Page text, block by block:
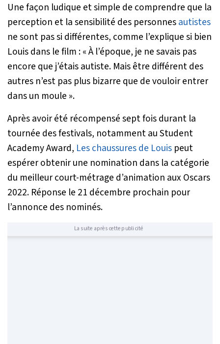
Une façon ludique et simple de comprendre que la
perception et la sensibilité des personnesautistes
ne sont pas si différentes, comme l’explique si bien
Louis dans le film : «À l’époque, je ne savais pas
encore que j’étais autiste. Mais être différent des
autres n’est pas plus bizarre que de vouloir entrer
dans un moule ».
Après avoir été récompensé sept fois durant la
tournée des festivals, notamment au Student
Academy Award, Les chaussures de Louis peut
espérer obtenir une nomination dans la catégorie
du meilleur court-métrage d’animation aux Oscars
2022. Réponse le 21 décembre prochain pour
l’annonce des nominés.
La suite après cette publicité